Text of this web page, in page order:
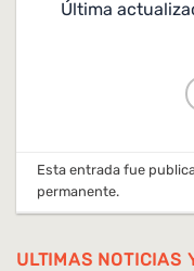
ULTIMAS NOTICIAS
Última
Esta entrada fue
permanente.